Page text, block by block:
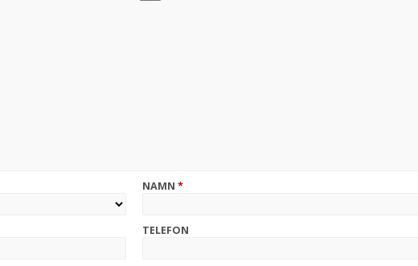
NAMN *
TELEFON